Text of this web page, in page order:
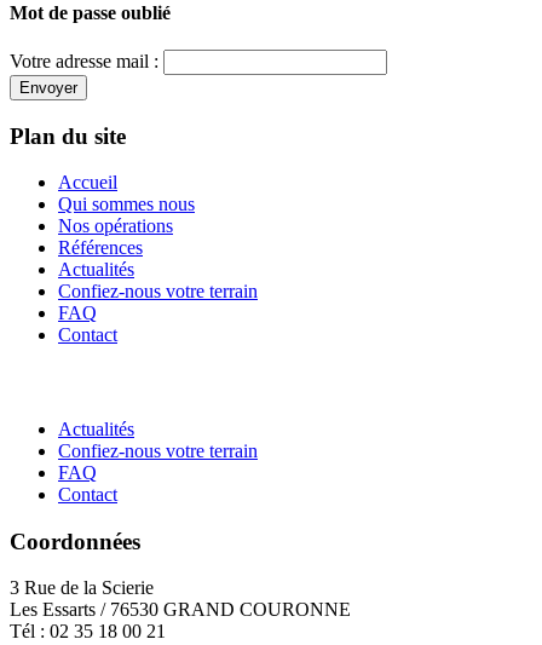
Mot de passe oublié
Votre adresse mail :
Envoyer
Plan du site
Accueil
Qui sommes nous
Nos opérations
Références
Actualités
Confiez-nous votre terrain
FAQ
Contact
Actualités
Confiez-nous votre terrain
FAQ
Contact
Coordonnées
3 Rue de la Scierie
Les Essarts / 76530 GRAND COURONNE
Tél : 02 35 18 00 21